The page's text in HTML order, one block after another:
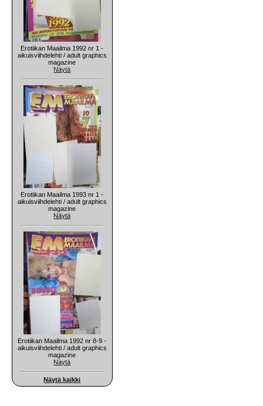
Erotiikan Maailma 1992 nr 1 -
aikuisviihdelehti / adult graphics
magazine
Näytä
Erotiikan Maailma 1993 nr 1 -
aikuisviihdelehti / adult graphics
magazine
Näytä
Erotiikan Maailma 1992 nr 8-9 -
aikuisviihdelehti / adult graphics
magazine
Näytä
Näytä kaikki